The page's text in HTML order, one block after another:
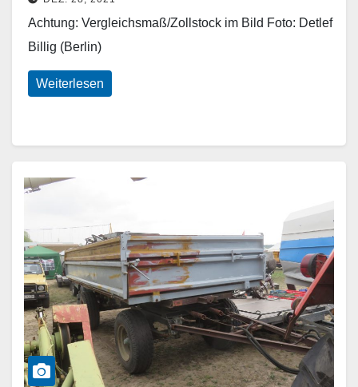
Achtung: Vergleichsmaß/Zollstock im Bild Foto: Detlef
Billig (Berlin)
Weiterlesen